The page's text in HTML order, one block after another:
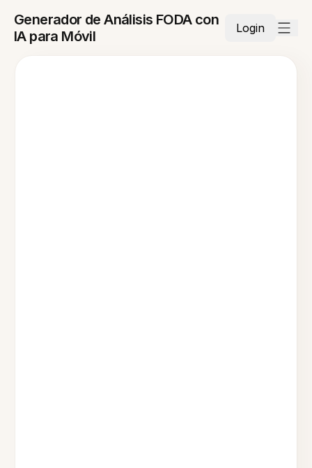
Generador de Análisis FODA con
IA para Móvil
Login